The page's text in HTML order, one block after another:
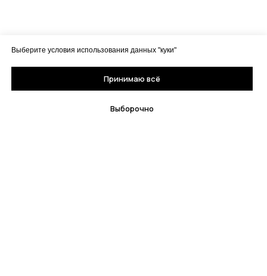
Выберите условия использования данных "куки"
Принимаю всё
Выборочно